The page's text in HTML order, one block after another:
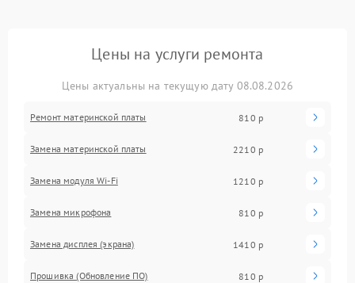
Цены на услуги ремонта
Цены актуальны на текущую дату 08.08.2026
Ремонт материнской платы 810 р
Замена материнской платы 2210 р
Замена модуля Wi-Fi 1210 р
Замена микрофона 810 р
Замена дисплея (экрана) 1410 р
Прошивка (Обновление ПО) 810 р